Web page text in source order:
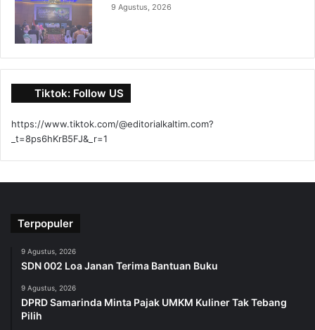
9 Agustus, 2026
Tiktok: Follow US
https://www.tiktok.com/@editorialkaltim.com?
_t=8ps6hKrB5FJ&_r=1
Terpopuler
9 Agustus, 2026
SDN 002 Loa Janan Terima Bantuan Buku
9 Agustus, 2026
DPRD Samarinda Minta Pajak UMKM Kuliner Tak Tebang
Pilih